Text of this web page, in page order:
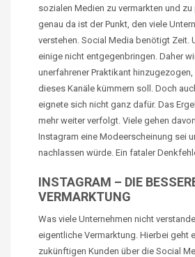
sozialen Medien zu vermarkten und
genau da ist der Punkt, den viele
verstehen. Social Media benötigt Zeit.
einige nicht entgegenbringen. Daher
unerfahrener Praktikant
dieses Kanäle kümmern soll. Doch
eignete sich nicht ganz dafür. Das
mehr weiter verfolgt. Viele gehen
Instagram eine Modeerscheinung sei
nachlassen würde. Ein fataler
INSTAGRAM – DIE
VERMARKTUNG
Was viele Unternehmen nicht
eigentliche Vermarktung. Hierbei geht
zukünftigen Kunden über die Social